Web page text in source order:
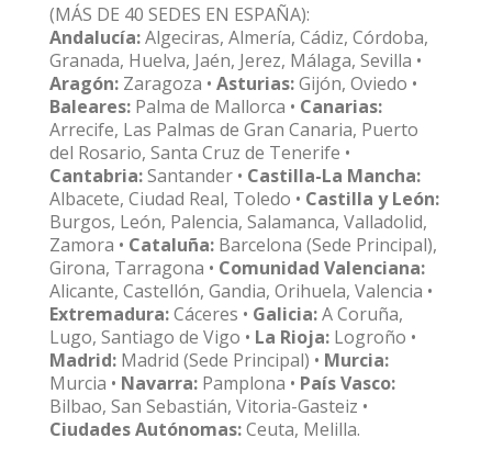
(MÁS DE 40 SEDES EN ESPAÑA):
Andalucía:Algeciras, Almería, Cádiz, Córdoba,
Granada, Huelva, Jaén, Jerez, Málaga, Sevilla •
Aragón: Zaragoza • Asturias:Gijón, Oviedo •
Baleares: Palma de Mallorca • Canarias:
Arrecife, Las Palmas de Gran Canaria, Puerto
del Rosario, Santa Cruz de Tenerife •
Cantabria:Santander • Castilla-La Mancha:
Albacete, Ciudad Real, Toledo • Castilla y León:
Burgos, León, Palencia, Salamanca, Valladolid,
Zamora • Cataluña: Barcelona (Sede Principal),
Girona, Tarragona • Comunidad Valenciana:
Alicante, Castellón, Gandia, Orihuela, Valencia •
Extremadura:Cáceres • Galicia:A Coruña,
Lugo, Santiago de Vigo • La Rioja: Logroño •
Madrid: Madrid (Sede Principal) • Murcia:
Murcia • Navarra: Pamplona • País Vasco:
Bilbao, San Sebastián, Vitoria-Gasteiz •
Ciudades Autónomas:Ceuta, Melilla.